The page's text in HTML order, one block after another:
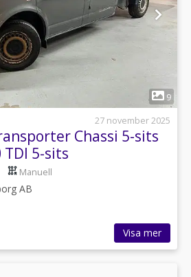
1
9
27 november 2025
Chassi 5-sits
TDI 5-sits
Manuell
AB
Visa mer